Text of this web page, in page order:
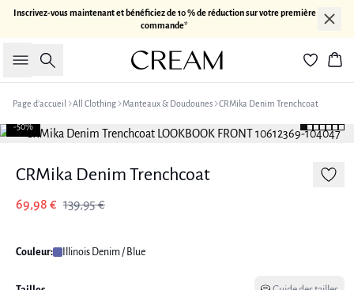
Inscrivez-vous maintenant et bénéficiez de 10 % de réduction sur votre première
commande*
Rechercher
Page d’accueil All Clothing Manteaux & Doudounes CRMika Denim Trenchcoat
-50%
CRMika Denim Trenchcoat
69,98 € 139,95 €
Couleur: Illinois Denim / Blue